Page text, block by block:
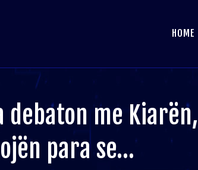
HOME
debaton me Kiarën,
para se…